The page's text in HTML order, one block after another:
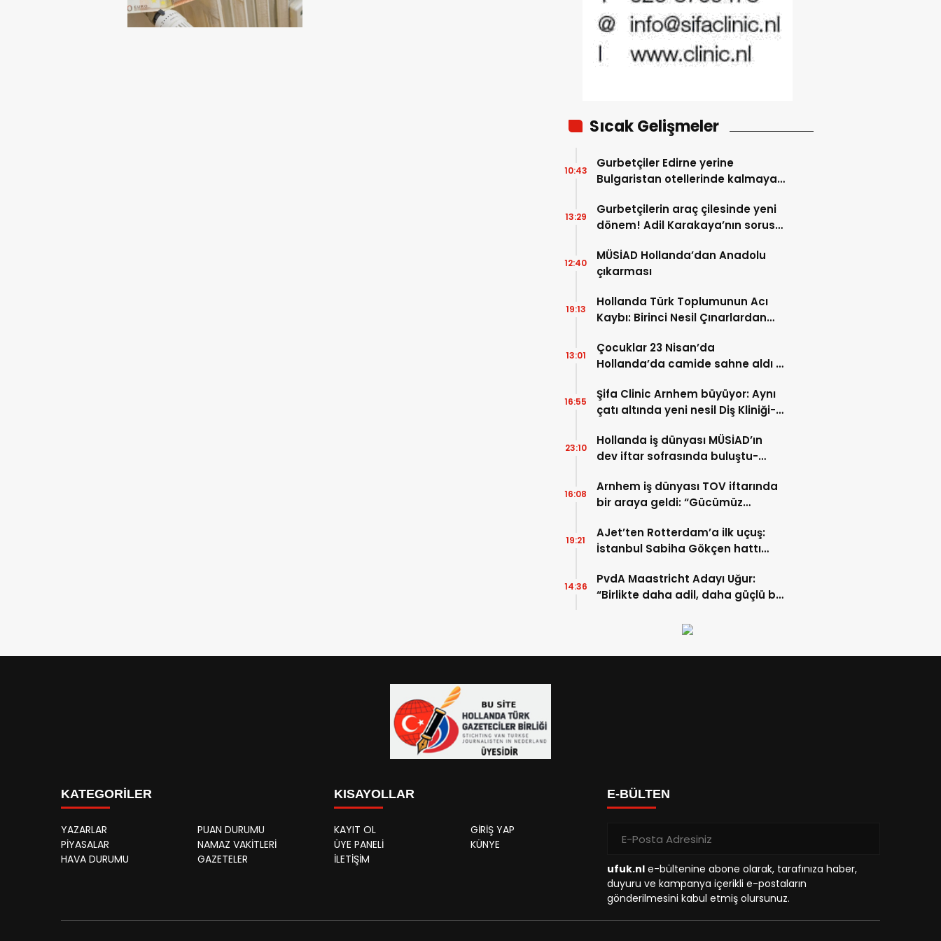
Sıcak Gelişmeler
Gurbetçiler Edirne yerine
Bulgaristan otellerinde kalmaya
10:43
Gurbetçilerin araç çilesinde yeni
dönem! Adil Karakaya’nın sorusu
13:29
MÜSİAD Hollanda’dan Anadolu
çıkarması
12:40
Hollanda Türk Toplumunun Acı
Kaybı: Birinci Nesil Çınarlardan
19:13
Çocuklar 23 Nisan’da
Hollanda’da camide sahne aldı –
13:01
Şifa Clinic Arnhem büyüyor: Aynı
çatı altında yeni nesil Diş Kliniği-
16:55
Hollanda iş dünyası MÜSİAD’ın
dev iftar sofrasında buluştu-
23:10
Arnhem iş dünyası TOV iftarında
bir araya geldi: “Gücümüz
16:08
AJet’ten Rotterdam’a ilk uçuş:
İstanbul Sabiha Gökçen hattı
19:21
PvdA Maastricht Adayı Uğur:
“Birlikte daha adil, daha güçlü bir
14:36
KATEGORİLER
YAZARLAR
PUAN DURUMU
PİYASALAR
NAMAZ VAKİTLERİ
HAVA DURUMU
GAZETELER
KISAYOLLAR
KAYIT OL
GİRİŞ YAP
ÜYE PANELİ
KÜNYE
İLETİŞİM
E-BÜLTEN
ufuk.nl e-bültenine abone olarak, tarafınıza haber,
duyuru ve kampanya içerikli e-postaların
gönderilmesini kabul etmiş olursunuz.